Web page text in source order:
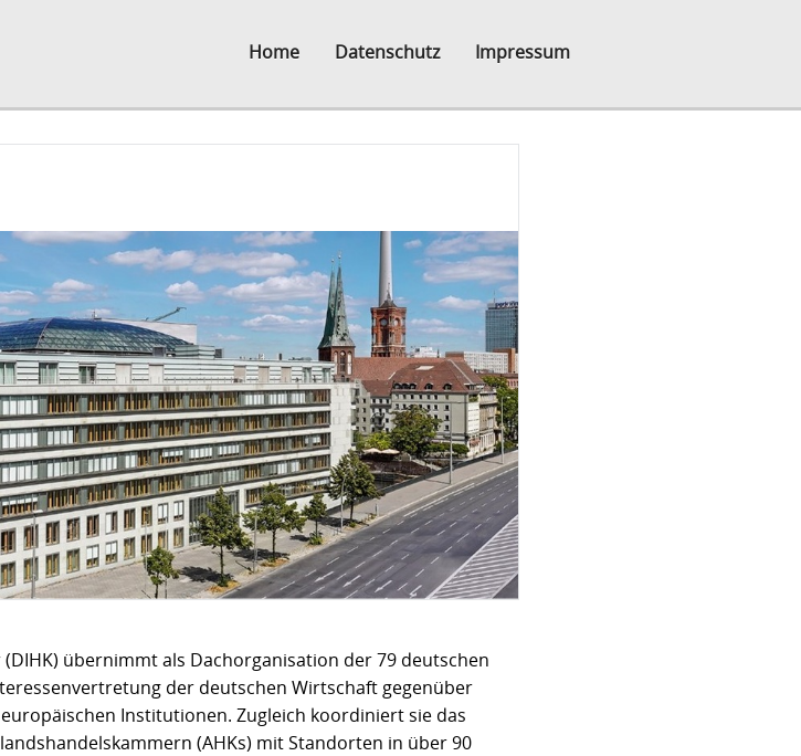
Home Datenschutz Impressum
übernimmt als Dachorganisation der 79 deutschen
der deutschen Wirtschaft gegenüber
Institutionen. Zugleich koordiniert sie das
(AHKs) mit Standorten in über 90